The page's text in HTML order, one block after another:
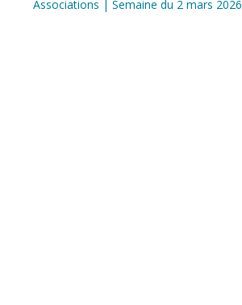
Associations | Semaine du 2 mars 2026